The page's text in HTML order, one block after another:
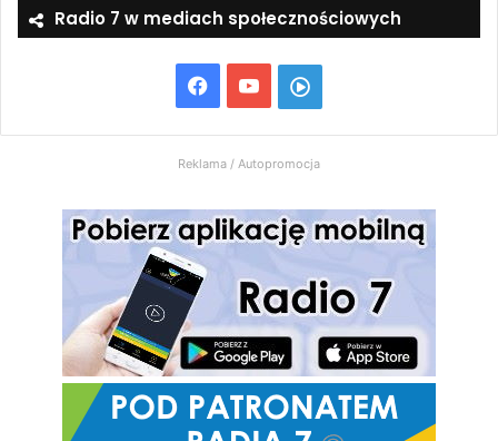
Radio 7 w mediach społecznościowych
Facebook
YouTubeWłącz
Radio
7
Reklama / Autopromocja